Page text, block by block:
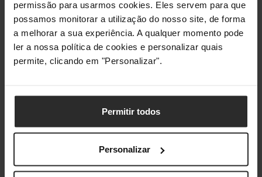
permissão para usarmos cookies. Eles servem para que
possamos monitorar a utilização do nosso site, de forma
a melhorar a sua experiência. A qualquer momento pode
ler a nossa política de cookies e personalizar quais
permite, clicando em "Personalizar".
Permitir todos
Personalizar
Quantidade por conjunto 1 unidade(s)
Conteúdo da embalagem
Bico concentrador
Bico difusor Não